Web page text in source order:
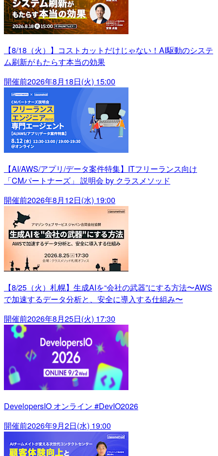
【8/18（火）】コストカットだけじゃない！AI駆動のシステ
ム刷新がもたらす本当の効果
開催前2026年8月18日(火) 15:00
【AI/AWS/アプリ/データ案件特集】ITフリーランス向け
「CMパートナーズ」 説明会 by クラスメソッド
開催前2026年8月12日(水) 19:00
【8/25（火）札幌】生成AIを“会社の武器”にする方法〜AWS
で加速するデータ分析と、安全に導入する仕組み〜
開催前2026年8月25日(火) 17:30
DevelopersIO オンライン #DevIO2026
開催前2026年9月2日(水) 19:00